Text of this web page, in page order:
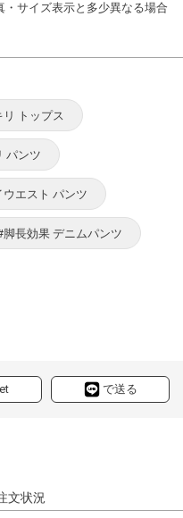
で送る
サイズ表示と多少異なる場合
トップス
パンツ
ウエスト パンツ
脚長効果 デニムパンツ
文状況